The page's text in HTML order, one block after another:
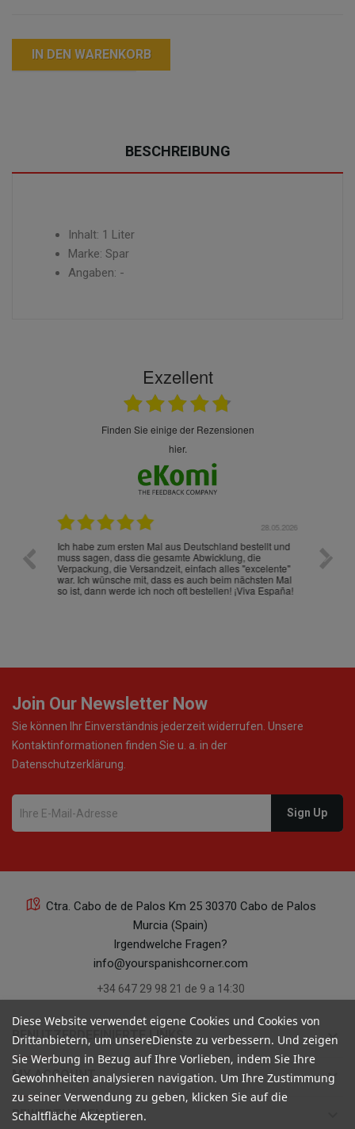
IN DEN WARENKORB
BESCHREIBUNG
Inhalt: 1 Liter
Marke: Spar
Angaben: -
Exzellent
finden Sie einige der Rezensionen
hier.
28.05.2026
Ich habe zum ersten Mal aus Deutschland bestellt und
muss sagen, dass die gesamte Abwicklung, die
Verpackung, die Versandzeit, einfach alles "excelente"
war. Ich wünsche mit, dass es auch beim nächsten Mal
so ist, dann werde ich noch oft bestellen! ¡Viva España!
Die
gut
ist
Join Our Newsletter Now
Sie können Ihr Einverständnis jederzeit widerrufen. Unsere
Kontaktinformationen finden Sie u. a. in der
Datenschutzerklärung.
Ctra. Cabo de de Palos Km 25 30370 Cabo de Palos
Murcia (Spain)
Irgendwelche Fragen?
info@yourspanishcorner.com
+34 647 29 98 21 de 9 a 14:30
BENUTZERDEFINIERTE LINKS keyboard_arrow_down
MY ACCOUNT keyboard_arrow_down
BEWERTUNGEN
Diese Website verwendet eigene Cookies und Cookies von
Drittanbietern, um unsereDienste zu verbessern. Und zeigen
Sie Werbung in Bezug auf Ihre Vorlieben, indem Sie Ihre
Gewohnheiten analysieren navigation. Um Ihre Zustimmung
zu seiner Verwendung zu geben, klicken Sie auf die
Schaltfläche Akzeptieren.